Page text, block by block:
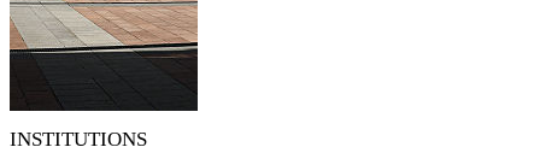
INSTITUTIONS